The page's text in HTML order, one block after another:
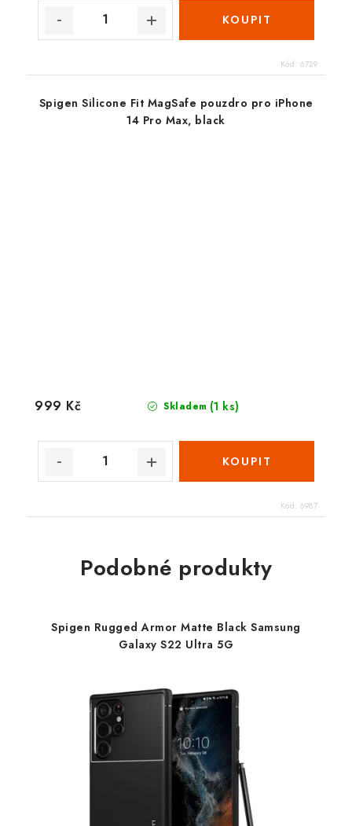
Kód: 6729
Spigen Silicone Fit MagSafe pouzdro pro iPhone
14 Pro Max, black
Skladem (1 ks)
999 Kč
Kód: 6987
Podobné produkty
Spigen Rugged Armor Matte Black Samsung
Galaxy S22 Ultra 5G